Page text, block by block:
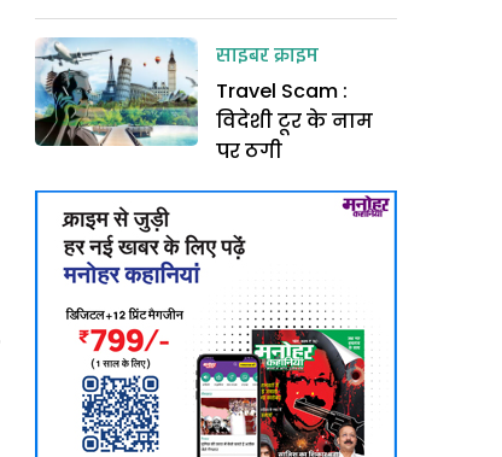
साइबर क्राइम
Travel Scam :
विदेशी टूर के नाम
पर ठगी